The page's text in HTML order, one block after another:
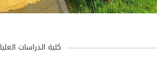
كلية الدراسات العليا